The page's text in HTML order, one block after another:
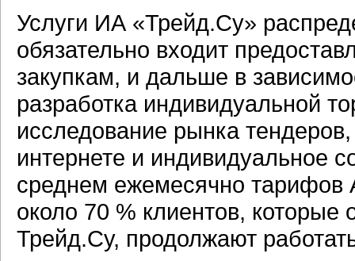
Услуги ИА «Трейд.Су»
обязательно входит
закупкам, и дальше в
разработка индивидуальной
исследование рынка
интернете и индивидуальное
среднем ежемесячно тарифов
около 70 % клиентов, которые
Трейд.Су, продолжают